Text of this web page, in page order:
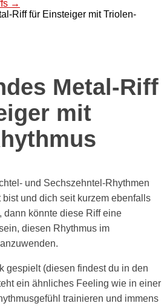
→
Riff für Einsteiger mit Triolen-
Metal-Riff
mit
und Sechszehntel-Rhythmen
und dich seit kurzem ebenfalls
dann könnte diese Riff eine
diesen Rhythmus im
gespielt (diesen findest du in den
ein ähnliches Feeling wie in einer
trainieren und immens